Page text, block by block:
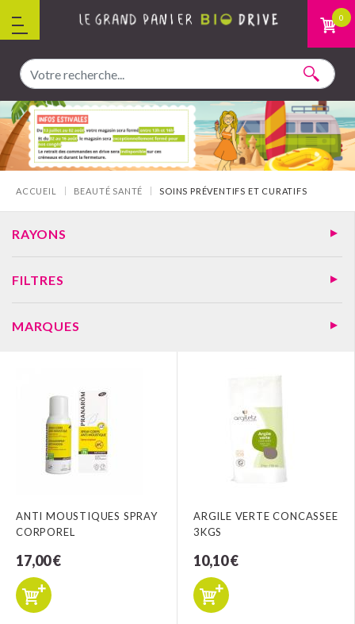
0
ACCUEIL BEAUTÉ SANTÉ SOINS PRÉVENTIFS ET CURATIFS
RAYONS
FILTRES
MARQUES
ANTI MOUSTIQUES SPRAY
CORPOREL
17,00 €
ARGILE VERTE CONCASSEE
3KGS
10,10 €